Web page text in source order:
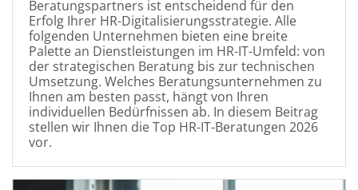
Beratungspartners ist entscheidend für den
Erfolg Ihrer HR-Digitalisierungsstrategie. Alle
folgenden Unternehmen bieten eine breite
Palette an Dienstleistungen im HR-IT-Umfeld: von
der strategischen Beratung bis zur technischen
Umsetzung. Welches Beratungsunternehmen zu
Ihnen am besten passt, hängt von Ihren
individuellen Bedürfnissen ab. In diesem Beitrag
stellen wir Ihnen die Top HR-IT-Beratungen 2026
vor.